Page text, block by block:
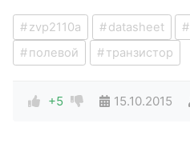
zvp2110a datasheet
полевой
транзистор
+5 15.10.2015